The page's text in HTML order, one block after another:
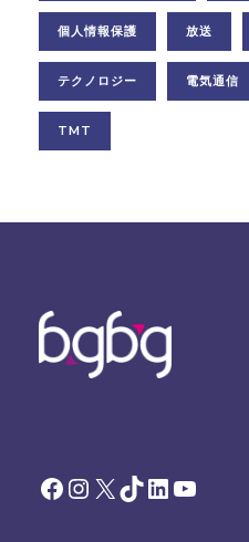
個人情報保護 放送
テクノロジー 電気通信
TMT
Facebook Instagram X TikTok LinkedIn YouTube